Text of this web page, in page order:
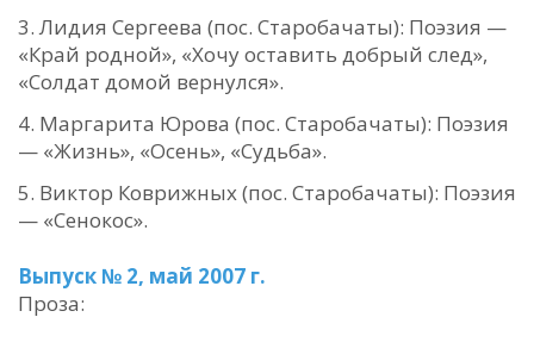
Лидия Сергеева (пос. Старобачаты): Поэзия —
«Край родной», «Хочу оставить добрый след»,
«Солдат домой вернулся».
Маргарита Юрова (пос. Старобачаты): Поэзия
— «Жизнь», «Осень», «Судьба».
Виктор Коврижных (пос. Старобачаты): Поэзия
— «Сенокос».
Выпуск № 2, май 2007 г.
Проза: